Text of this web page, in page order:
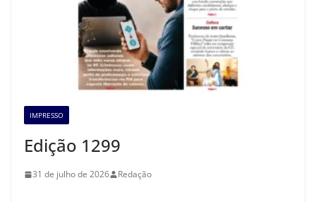
IMPRESSO
Edição 1299
31 de julho de 2026 Redação